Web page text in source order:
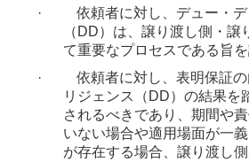
·
依頼者に対し、デュー・
（ DD）は、譲り渡し側・譲
て重要なプロセスである旨を
·
依頼者に対し、表明保証
リジェンス（ DD）の結果を
されるべきであり、期間や
いない場合や適用場面が一
が存在する場合、譲り渡し